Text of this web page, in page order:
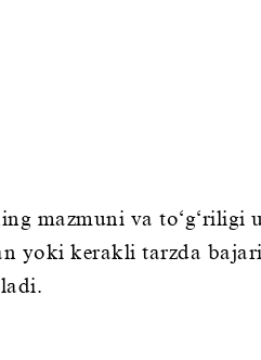
mazmuni va to‘g‘riligi
yoki kerakli tarzda